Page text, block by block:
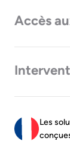
Accès
Les